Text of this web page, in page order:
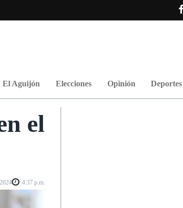
El Aguijón Elecciones Opinión Deportes
el
4:37 p.m.